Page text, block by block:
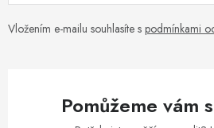
Vložením e-mailu souhlasíte s podmínkami
Pomůžeme vám